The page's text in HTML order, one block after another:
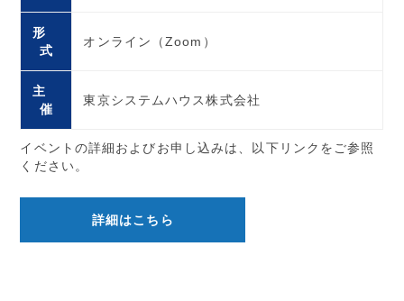
形
式
オンライン（Zoom）
主
催
東京システムハウス株式会社
イベントの詳細およびお申し込みは、以下リンクをご参照
ください。
詳細はこちら